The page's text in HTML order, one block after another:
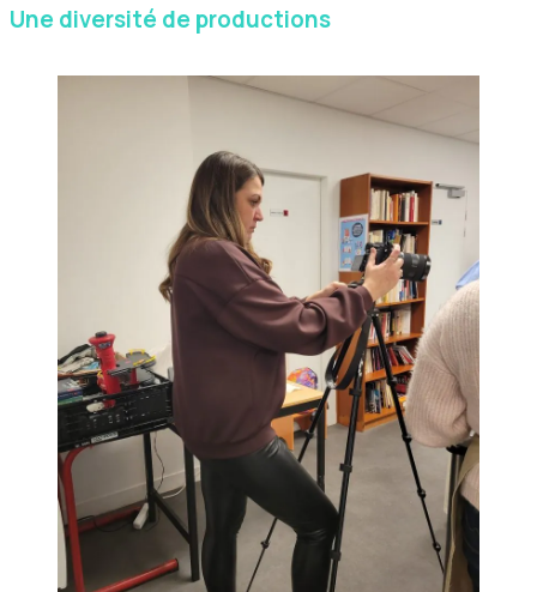
Une diversité de productions